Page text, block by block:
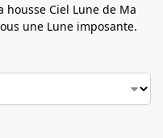
housse Ciel Lune de Ma
une Lune imposante.